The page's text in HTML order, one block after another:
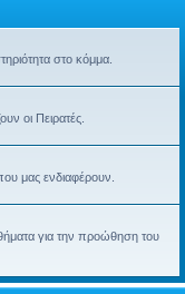
ζ
τ
στο κόμμα.
οι Πειρατές.
μας ενδιαφέρουν.
για την προώθηση του